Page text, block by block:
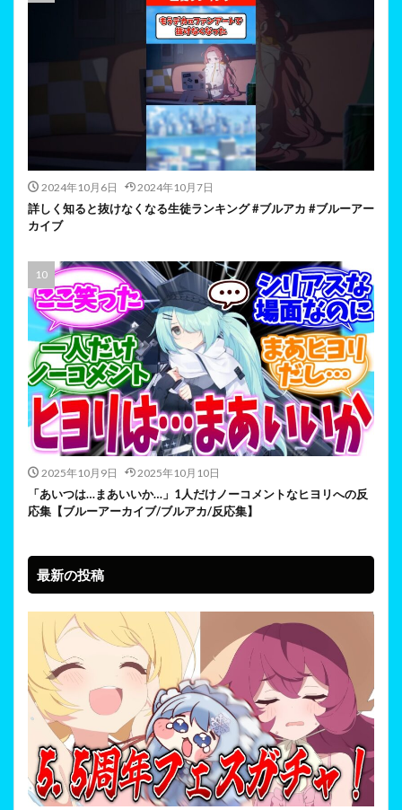
2024年10月6日 2024年10月7日
詳しく知ると抜けなくなる生徒ランキング #ブルアカ #ブルーアー
カイブ
2025年10月9日 2025年10月10日
「あいつは…まあいいか…」1人だけノーコメントなヒヨリへの反
応集【ブルーアーカイブ/ブルアカ/反応集】
最新の投稿